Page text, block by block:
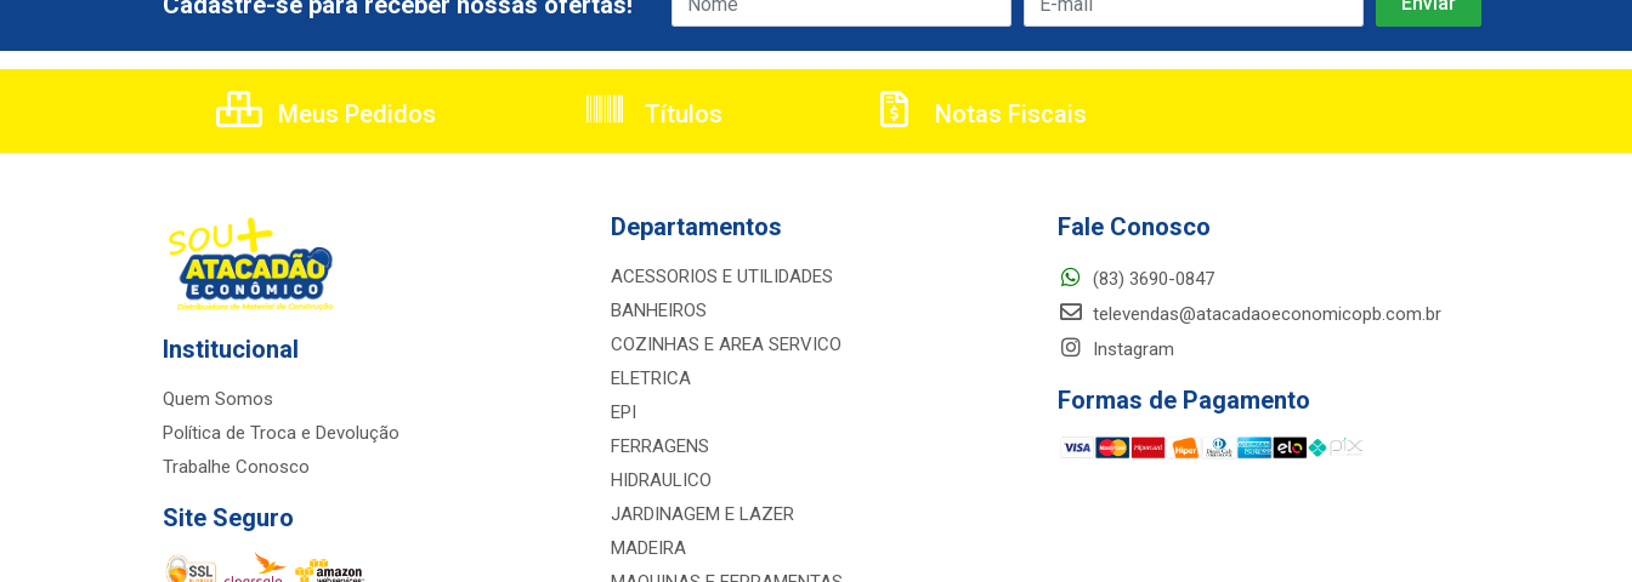
Meus Pedidos Títulos Notas Fiscais
Institucional
Quem Somos
Política de Troca e Devolução
Trabalhe Conosco
Site Seguro
Departamentos
ACESSORIOS E UTILIDADES
BANHEIROS
COZINHAS E AREA SERVICO
ELETRICA
EPI
FERRAGENS
HIDRAULICO
JARDINAGEM E LAZER
MADEIRA
Fale Conosco
(83) 3690-0847
televendas@atacadaoeconomicopb.com.br
Instagram
Formas de Pagamento